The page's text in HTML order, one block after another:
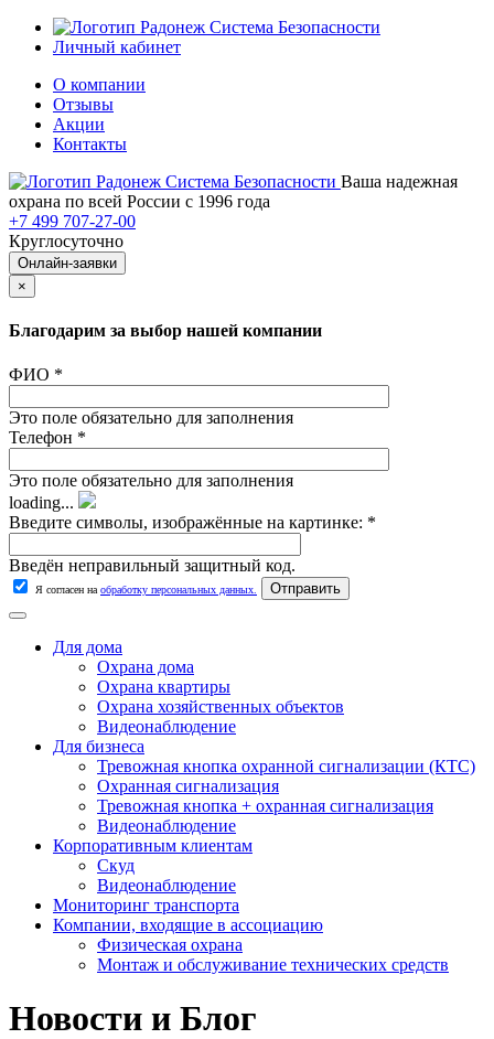
Личный кабинет
О компании
Отзывы
Акции
Контакты
Ваша надежная
охрана по всей России с 1996 года
+7 499 707-27-00
Круглосуточно
Онлайн-заявки
×
Благодарим за выбор нашей компании
ФИО *
Это поле обязательно для заполнения
Телефон *
Это поле обязательно для заполнения
loading...
Введите символы, изображённые на картинке: *
Введён неправильный защитный код.
Я согласен на обработку персональных данных.
Для дома
Охрана дома
Охрана квартиры
Охрана хозяйственных объектов
Видеонаблюдение
Для бизнеса
Тревожная кнопка охранной сигнализации (КТС)
Охранная сигнализация
Тревожная кнопка + охранная сигнализация
Видеонаблюдение
Корпоративным клиентам
Скуд
Видеонаблюдение
Мониторинг транспорта
Компании, входящие в ассоциацию
Физическая охрана
Монтаж и обслуживание технических средств
Новости и Блог